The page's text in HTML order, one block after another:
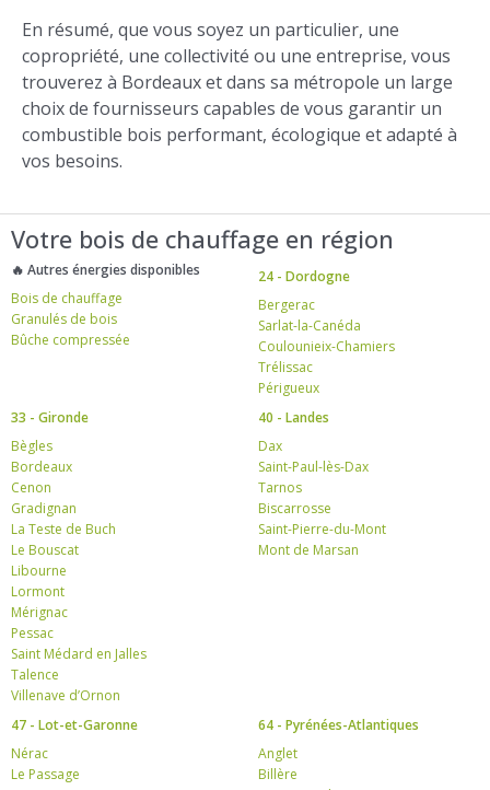
En résumé, que vous soyez un particulier, une
copropriété, une collectivité ou une entreprise, vous
trouverez à Bordeaux et dans sa métropole un large
choix de fournisseurs capables de vous garantir un
combustible bois performant, écologique et adapté à
vos besoins.
Votre bois de chauffage en région
🔥 Autres énergies disponibles
Bois de chauffage
Granulés de bois
Bûche compressée
24 - Dordogne
Bergerac
Sarlat-la-Canéda
Coulounieix-Chamiers
Trélissac
Périgueux
33 - Gironde
Bègles
Bordeaux
Cenon
Gradignan
La Teste de Buch
Le Bouscat
Libourne
Lormont
Mérignac
Pessac
Saint Médard en Jalles
Talence
Villenave d’Ornon
40 - Landes
Dax
Saint-Paul-lès-Dax
Tarnos
Biscarrosse
Saint-Pierre-du-Mont
Mont de Marsan
47 - Lot-et-Garonne
Nérac
Le Passage
64 - Pyrénées-Atlantiques
Anglet
Billère